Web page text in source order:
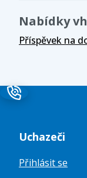
Nabídky
Příspěvek na
Uchazeči
Přihlásit se